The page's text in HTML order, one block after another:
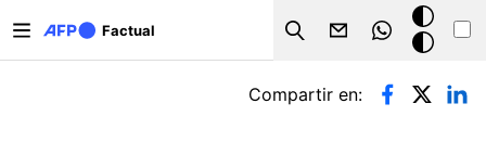
Factual
Search
Modo
oscuro
Solapas principales
Compartir en: